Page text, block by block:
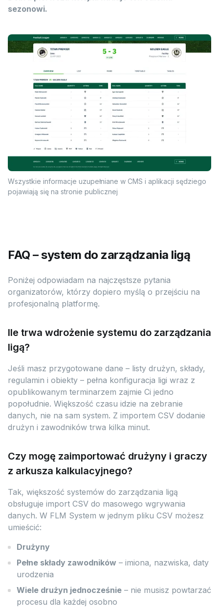
sezonowi.
Wszystkie informacje uzupełniane w CMS i aplikacji sędziego
pojawiają się na stronie publicznej
FAQ – system do zarządzania ligą
Poniżej odpowiadam na najczęstsze pytania
organizatorów, którzy dopiero myślą o przejściu na
profesjonalną platformę.
Ile trwa wdrożenie systemu do zarządzania
ligą?
Jeśli masz przygotowane dane – listy drużyn, składy,
regulamin i obiekty – pełna konfiguracja ligi wraz z
opublikowanym terminarzem zajmie Ci jedno
popołudnie. Większość czasu idzie na zebranie
danych, nie na sam system. Z importem CSV dodanie
drużyn i zawodników trwa kilka minut.
Czy mogę zaimportować drużyny i graczy
z arkusza kalkulacyjnego?
Tak, większość systemów do zarządzania ligą
obsługuje import CSV do masowego wgrywania
danych. W FLM System w jednym pliku CSV możesz
umieścić:
Drużyny
Pełne składy zawodników – imiona, nazwiska, daty
urodzenia
Wiele drużyn jednocześnie – nie musisz powtarzać
procesu dla każdej osobno